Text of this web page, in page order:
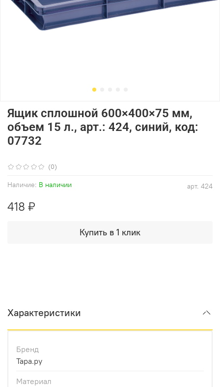
(0)
арт. 424
Наличие: В наличии
Ящик сплошной 600×400×75 мм,
объем 15 л., арт.: 424, синий, код:
07732
418 ₽
Купить в 1 клик
Характеристики
Бренд
Тара.ру
Материал